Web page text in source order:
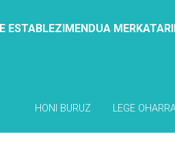
ESTABLEZIMENDUA
HONI BURUZ LEGE